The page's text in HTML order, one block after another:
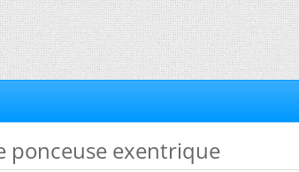
ponceuse exentrique